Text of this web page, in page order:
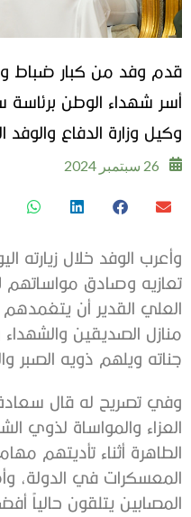
قدم وفد من كبار ضباط
أسر شهداء الوطن
وكيل وزارة الدفاع والوفد
26 سبتمبر 2024
وأعرب الوفد خلال زيارته
تعازيه وصادق مواساتهم
العلي القدير أن
منازل الصديقين
جناته ويلهم ذويه الصبر
وفي تصريح له قال سعادة
العزاء والمواساة لذوي
الطاهرة أثناء تأديتهم
المعسكرات في الدولة،
المصابين يتلقون حالياً